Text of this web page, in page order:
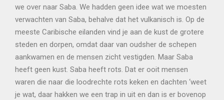
we over naar Saba. We hadden geen idee wat we moesten
verwachten van Saba, behalve dat het vulkanisch is. Op de
meeste Caribische eilanden vind je aan de kust de grotere
steden en dorpen, omdat daar van oudsher de schepen
aankwamen en de mensen zicht vestigden. Maar Saba
heeft geen kust. Saba heeft rots. Dat er ooit mensen
waren die naar die loodrechte rots keken en dachten ‘weet
je wat, daar hakken we een trap in uit en dan is er bovenop